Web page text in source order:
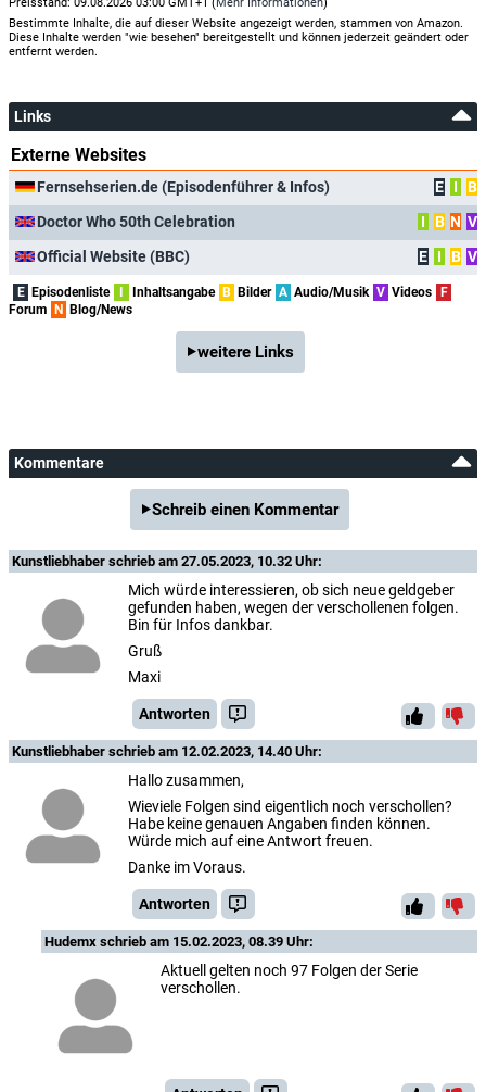
Bestimmte Inhalte, die auf dieser Website angezeigt werden, stammen von Amazon.
Diese Inhalte werden "wie besehen" bereitgestellt und können jederzeit geändert oder
entfernt werden.
Links
Externe Websites
Fernsehserien.de (Episodenführer & Infos) E I
B
Doctor Who 50th Celebration
I B N V
Official Website (BBC)
E I B V
E Episodenliste Inhaltsangabe B Bilder A Audio/Musik V Videos
F
Forum
N Blog/News
weitere Links
Kommentare
Schreib einen Kommentar
Kunstliebhaber schrieb am 27.05.2023, 10.32 Uhr:
Mich würde interessieren, ob sich neue geldgeber
gefunden haben, wegen der verschollenen folgen.
Bin für Infos dankbar.
Gruß
Maxi
Antworten
Kunstliebhaber schrieb am 12.02.2023, 14.40 Uhr:
Hallo zusammen,
Wieviele Folgen sind eigentlich noch verschollen?
Habe keine genauen Angaben finden können.
Würde mich auf eine Antwort freuen.
Danke im Voraus.
Antworten
Hudemx schrieb am 15.02.2023, 08.39 Uhr:
Aktuell gelten noch 97 Folgen der Serie
verschollen.